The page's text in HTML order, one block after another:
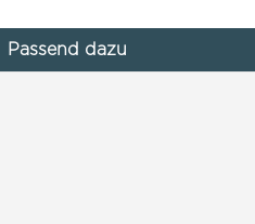
Passend dazu